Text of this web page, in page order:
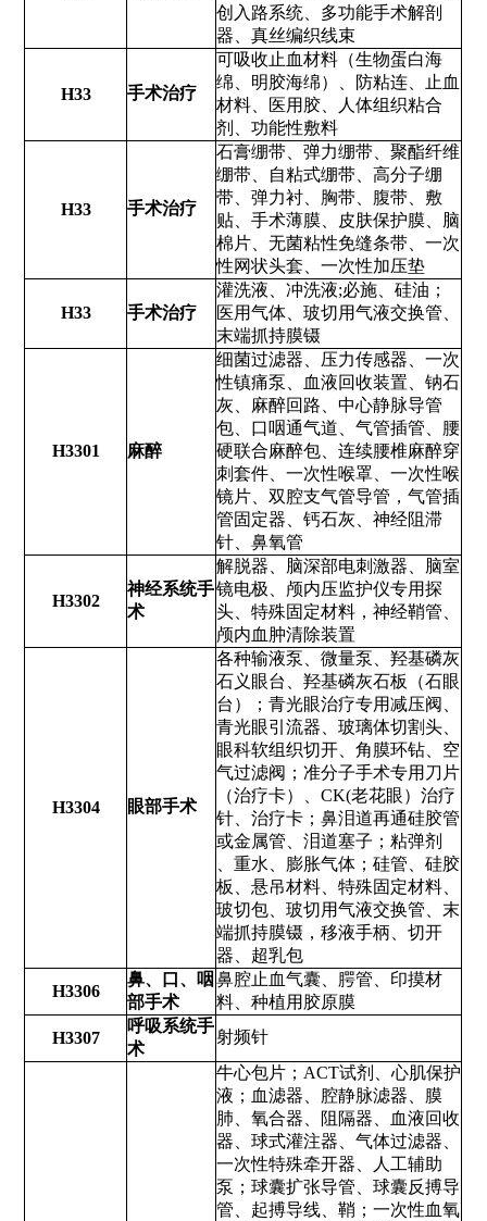
创入路系统、多功能手术解剖
器、真丝编织线束
H33 手术治疗
可吸收止血材料（生物蛋白海
绵、明胶海绵）、防粘连、止血
材料、医用胶、人体组织粘合
剂、功能性敷料
H33 手术治疗
石膏绷带、弹力绷带、聚酯纤维
绷带、自粘式绷带、高分子绷
带、弹力衬、胸带、腹带、敷
贴、手术薄膜、皮肤保护膜、脑
棉片、无菌粘性免缝条带、一次
性网状头套、一次性加压垫
H33 手术治疗
灌洗液、冲洗液;必施、硅油；
医用气体、玻切用气液交换管、
末端抓持膜镊
H3301 麻醉
细菌过滤器、压力传感器、一次
性镇痛泵、血液回收装置、钠石
灰、麻醉回路、中心静脉导管
包、口咽通气道、气管插管、腰
硬联合麻醉包、连续腰椎麻醉穿
刺套件、一次性喉罩、一次性喉
镜片、双腔支气管导管，气管插
管固定器、钙石灰、神经阻滞
针、鼻氧管
H3302
神经系统手
术
解脱器、脑深部电刺激器、脑室
镜电极、颅内压监护仪专用探
头、特殊固定材料，神经鞘管、
颅内血肿清除装置
H3304 眼部手术
各种输液泵、微量泵、羟基磷灰
石义眼台、羟基磷灰石板（石眼
台）；青光眼治疗专用减压阀、
青光眼引流器、玻璃体切割头、
眼科软组织切开、角膜环钻、空
气过滤阀；准分子手术专用刀片
（治疗卡）、CK(老花眼）治疗
针、治疗卡；鼻泪道再通硅胶管
或金属管、泪道塞子；粘弹剂
、重水、膨胀气体；硅管、硅胶
板、悬吊材料、特殊固定材料、
玻切包、玻切用气液交换管、末
端抓持膜镊，移液手柄、切开
器、超乳包
H3306
鼻、口、咽
部手术
鼻腔止血气囊、腭管、印摸材
料、种植用胶原膜
H3307
呼吸系统手
术
射频针
牛心包片；ACT试剂、心肌保护
液；血滤器、腔静脉滤器、膜
肺、氧合器、阻隔器、血液回收
器、球式灌注器、气体过滤器、
一次性特殊牵开器、人工辅助
泵；球囊扩张导管、球囊反搏导
管、起搏导线、鞘；一次性血氧